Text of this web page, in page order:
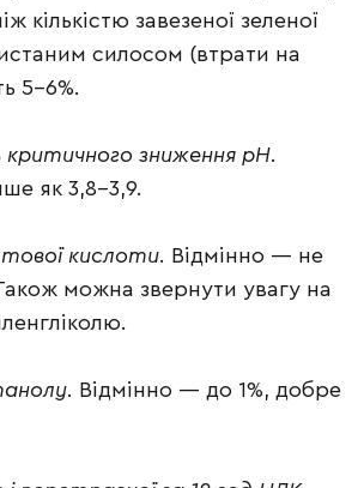
кількістю завезеної зеленої
силосом (втрати на
5–6%.
критичного зниження рН.
як 3,8–3,9.
кислоти. Відмінно — не
можна звернути увагу на
. Відмінно — до 1%, добре